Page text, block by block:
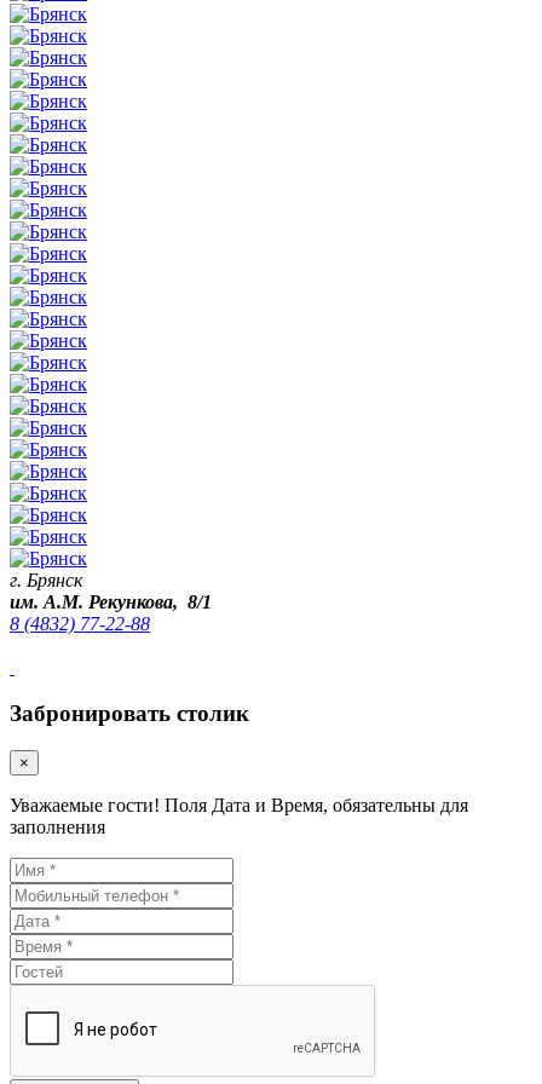
г. Брянск
им. А.М. Рекункова, 8/1
8 (4832) 77-22-88
Забронировать столик
×
Уважаемые гости! Поля Дата и Время, обязательны для
заполнения